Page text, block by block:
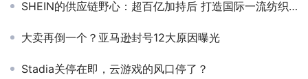
SHEIN的供应链野心：超百亿加持后 打造国际一流纺织印染创新中心
大卖再倒一个？亚马逊封号12大原因曝光
Stadia关停在即，云游戏的风口停了？